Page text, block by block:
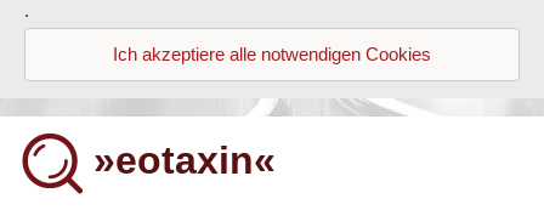
Antikörper
ELISA-Kits
Diaclone Produkte
Home
»eotaxin«
.
Ich akzeptiere alle notwendigen Cookies